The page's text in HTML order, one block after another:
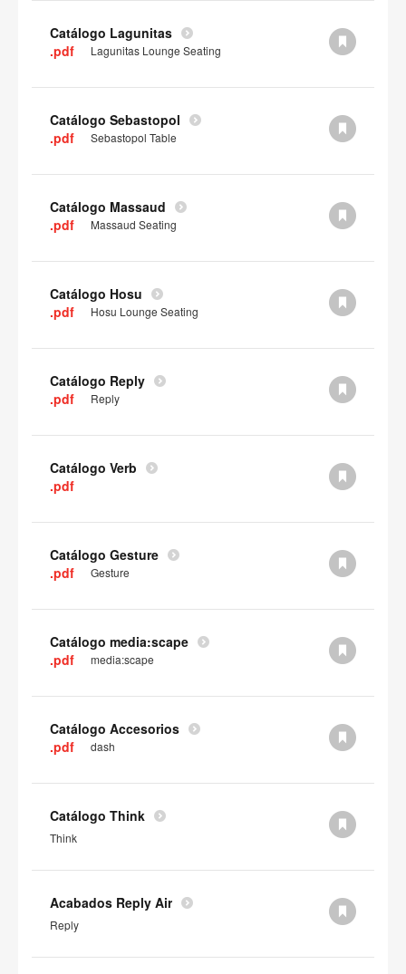
Catálogo Lagunitas
.pdf
Lagunitas Lounge Seating
Catálogo Sebastopol
.pdf
Sebastopol Table
Catálogo Massaud
.pdf
Massaud Seating
Catálogo Hosu
.pdf
Hosu Lounge Seating
Catálogo Reply
.pdf
Reply
Catálogo Verb
.pdf
Catálogo Gesture
.pdf
Gesture
Catálogo media:scape
.pdf
media:scape
Catálogo Accesorios
.pdf
dash
Catálogo Think
Think
Acabados Reply Air
Reply